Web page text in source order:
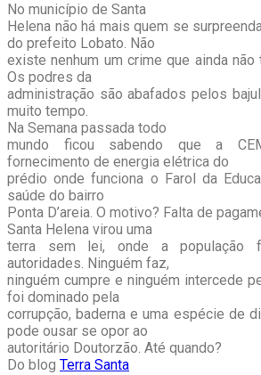
No município de Santa
Helena não há mais quem se
do prefeito Lobato. Não
existe nenhum um crime que ainda
Os podres da
administração são abafados pelos
muito tempo.
Na Semana passada todo
mundo ficou sabendo que a
fornecimento de energia elétrica do
prédio onde funciona o Farol da
saúde do bairro
Ponta D’areia. O motivo? Falta de
Santa Helena virou uma
terra sem lei, onde a população
autoridades. Ninguém faz,
ninguém cumpre e ninguém intercede
foi dominado pela
corrupção, baderna e uma espécie de
pode ousar se opor ao
autoritário Doutorzão. Até quando?
Do blog Terra Santa